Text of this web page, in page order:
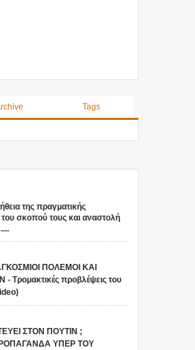
Tags
της πραγματικής
σκοπού τους και αναστολή
ΠΟΛΕΜΟΙ ΚΑΙ
προβλέψεις του
ΣΤΟΝ ΠΟΥΤΙΝ ;
ΥΠΕΡ ΤΟΥ